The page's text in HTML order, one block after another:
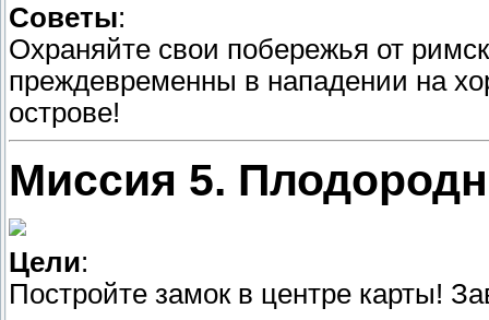
Советы:
Охраняйте свои побережья от
преждевременны в нападении на
острове!
Миссия 5.
Цели:
Постройте замок в центре карты!